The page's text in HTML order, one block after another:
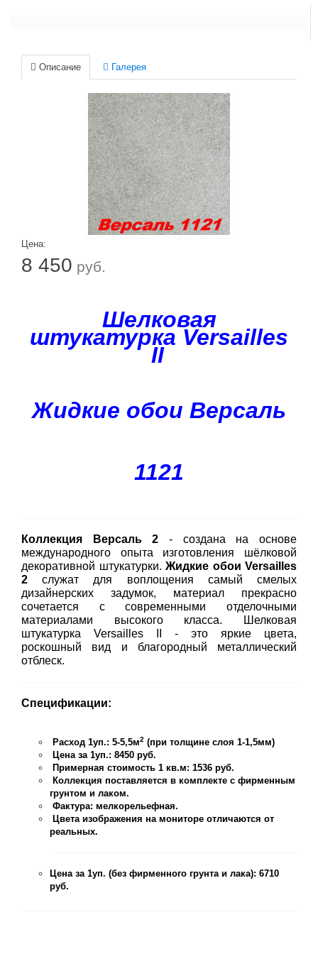
Описание Галерея
Цена:
8 450 руб.
Шелковая
штукатурка Versailles
II
Жидкие обои Версаль
1121
Коллекция Версаль 2 - создана на основе
международного опыта изготовления шёлковой
декоративной штукатурки. Жидкие обои Versailles
2 служат для воплощения самый смелых
дизайнерских задумок, материал прекрасно
сочетается с современными отделочными
материалами высокого класса. Шелковая
штукатурка Versailles II - это яркие цвета,
роскошный вид и благородный металлический
отблеск.
Спецификации:
Расход 1уп.: 5-5,5м2 (при толщине слоя 1-1,5мм)
Цена за 1уп.: 8450 руб.
Примерная стоимость 1 кв.м: 1536 руб.
Коллекция поставляется в комплекте с фирменным
грунтом и лаком.
Фактура: мелкорельефная.
Цвета изображения на мониторе отличаются от
реальных.
Цена за 1уп. (без фирменного грунта и лака): 6710
руб.